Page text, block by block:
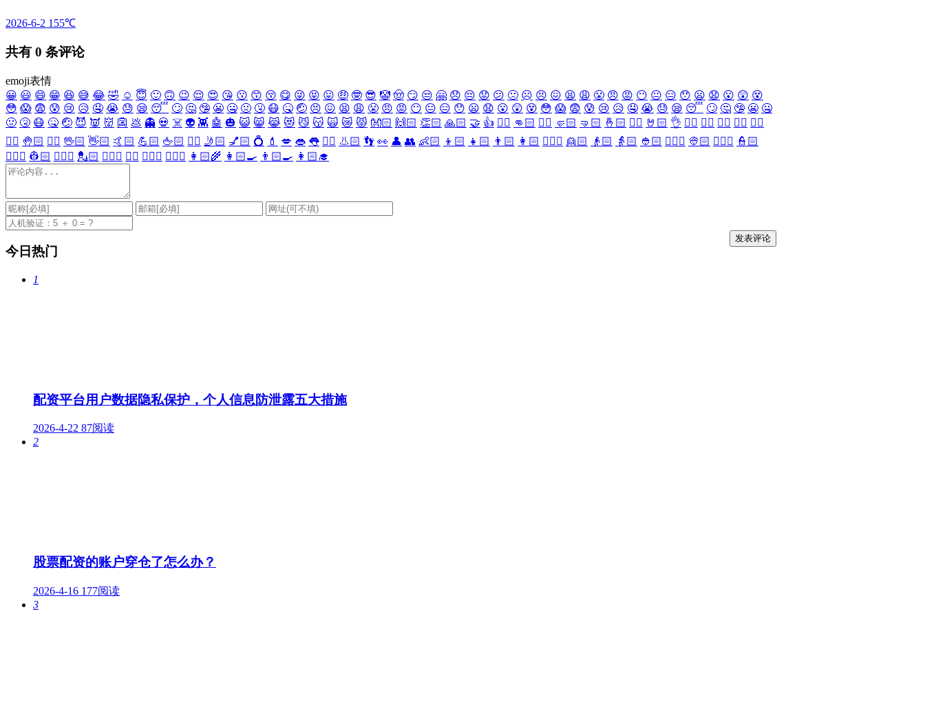
2026-6-2 155℃
共有 0 条评论
emoji表情
😀 😃 😄 😁 😆 😅 😂 🤣 ☺️ 😇 🙂 🙃 😉 😌 😍 😘 😗 😙 😚 😋 😜 😝 😛 🤑 🤓 😎 🤡 🤠 😏 😒 🤗 😞 😔 😟 😕 🙁 ☹️ 😣 😖 😫 😩 😤 😠 😡 😶 😐 😑 😯 😦 😧 😮 😲 😵
😳 😱 😨 😰 😢 😥 🤤 😭 😓 😪 😴 🙄 🤔 🤥 😬 🤐 🤢 🤧 😷 🤒 🤕 😣 😖 😫 😩 😤 😠 😡 😶 😐 😑 😯 😦 😧 😮 😲 😵 😳 😱 😨 😰 😢 😥 🤤 😭 😓 😪 😴 🙄 🤔 🤥 😬 🤐
🤢 🤧 😷 🤒 🤕 😈 👿 👹 👺 💩 👻 💀 ☠️ 👽 👾 🤖 🎃 😺 😸 😹 😻 😼 😽 🙀 😿 😾 👐🏻 🙌🏻 👏🏻 🙏🏻 🤝 👍 👎🏻 👊🏻 ✊🏻 🤛🏻 🤜🏻 🤞🏻 ✌🏻 🤘🏻 👌 👈🏻 👉🏻 👆🏻 👇🏻 ☝🏻
✋🏻 🤚🏻 🖐🏻 🖖🏻 👋🏻 🤙🏻 💪🏻 🖕🏻 ✍🏻 🤳🏻 💅🏻 💍 💄 💋 👄 👅 👂🏻 👃🏻 👣 👀 👤 👥 👶🏻 👦🏻 👧🏻 👨🏻 👩🏻 👱🏻‍♀️ 👱🏻 👴🏻 👵🏻 👲🏻 👳🏻‍♀️ 👳🏻 👮🏻‍♀️ 👮🏻
👷🏻‍♀️ 👷🏻 💂🏻‍♀️ 💂🏻 🕵🏻‍♀️ 🕵🏻 👩🏻‍⚕️ 👨🏻‍⚕️ 👩🏻‍🌾 👩🏻‍🍳 👨🏻‍🍳 👩🏻‍🎓
今日热门
1
配资平台用户数据隐私保护，个人信息防泄露五大措施
2026-4-22 87阅读
2
股票配资的账户穿仓了怎么办？
2026-4-16 177阅读
3